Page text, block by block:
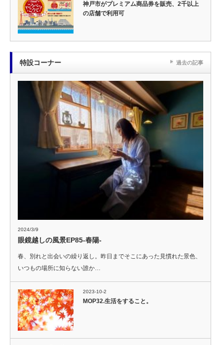
神戸市がプレミアム商品券を販売、2千以上
の店舗で利用可
特設コーナー 過去の記事
2024/3/9
眼鏡越しの風景EP85-春陽-
春、別れと出会いの繰り返し。昨日までそこにあった見慣れた景色、
いつもの場所に知らない誰か…
2023-10-2
MOP32.生活をすること。